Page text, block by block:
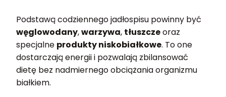
Podstawą codziennego jadłospisu powinny być
węglowodany,warzywa, tłuszczeoraz
specjalne produkty niskobiałkowe. To one
dostarczają energii i pozwalają zbilansować
dietę bez nadmiernego obciążania organizmu
białkiem.